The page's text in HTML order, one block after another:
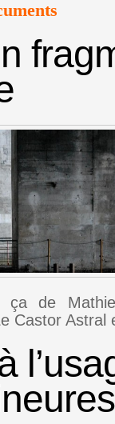
de
Castor Astral